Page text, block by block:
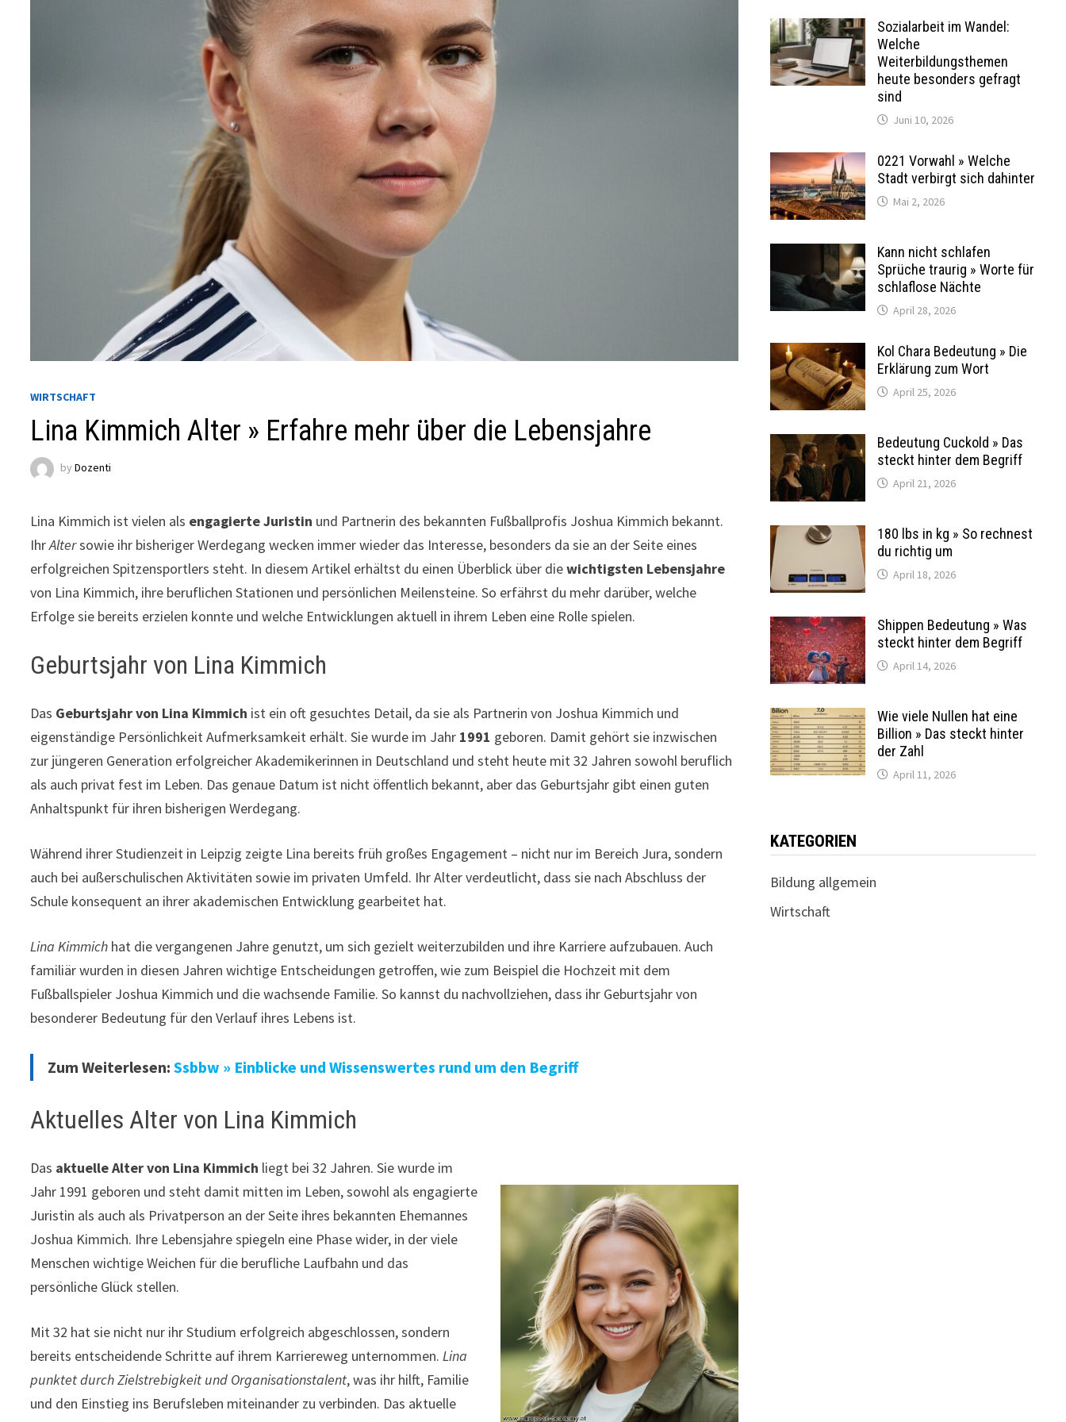
WIRTSCHAFT
Lina Kimmich Alter » Erfahre mehr über die Lebensjahre
byDozenti
Lina Kimmich ist vielen als engagierte Juristin und Partnerin des bekannten Fußballprofis Joshua Kimmich bekannt.
IhrAltersowie ihr bisheriger Werdegang wecken immer wieder das Interesse, besonders da sie an der Seite eines
erfolgreichen Spitzensportlers steht. In diesem Artikel erhältst du einen Überblick über diewichtigsten Lebensjahre
von Lina Kimmich, ihre beruflichen Stationen und persönlichen Meilensteine. So erfährst du mehr darüber, welche
Erfolge sie bereits erzielen konnte und welche Entwicklungen aktuell in ihrem Leben eine Rolle spielen.
Geburtsjahr von Lina Kimmich
Das Geburtsjahr von Lina Kimmich ist ein oft gesuchtes Detail, da sie als Partnerin von Joshua Kimmich und
eigenständige Persönlichkeit Aufmerksamkeit erhält. Sie wurde im Jahr 1991 geboren. Damit gehört sie inzwischen
zur jüngeren Generation erfolgreicher Akademikerinnen in Deutschland und steht heute mit 32 Jahren sowohl beruflich
als auch privat fest im Leben. Das genaue Datum ist nicht öffentlich bekannt, aber das Geburtsjahr gibt einen guten
Anhaltspunkt für ihren bisherigen Werdegang.
Während ihrer Studienzeit in Leipzig zeigte Lina bereits früh großes Engagement – nicht nur im Bereich Jura, sondern
auch bei außerschulischen Aktivitäten sowie im privaten Umfeld. Ihr Alter verdeutlicht, dass sie nach Abschluss der
Schule konsequent an ihrer akademischen Entwicklung gearbeitet hat.
Lina Kimmich hat die vergangenen Jahre genutzt, um sich gezielt weiterzubilden und ihre Karriere aufzubauen. Auch
familiär wurden in diesen Jahren wichtige Entscheidungen getroffen, wie zum Beispiel die Hochzeit mit dem
Fußballspieler Joshua Kimmich und die wachsende Familie. So kannst du nachvollziehen, dass ihr Geburtsjahr von
besonderer Bedeutung für den Verlauf ihres Lebens ist.
Zum Weiterlesen:Ssbbw » Einblicke und Wissenswertes rund um den Begriff
Aktuelles Alter von Lina Kimmich
Das aktuelle Alter von Lina Kimmich liegt bei 32 Jahren. Sie wurde im
Jahr 1991 geboren und steht damit mitten im Leben, sowohl als engagierte
Juristin als auch als Privatperson an der Seite ihres bekannten Ehemannes
Joshua Kimmich. Ihre Lebensjahre spiegeln eine Phase wider, in der viele
Menschen wichtige Weichen für die berufliche Laufbahn und das
persönliche Glück stellen.
Mit 32 hat sie nicht nur ihr Studium erfolgreich abgeschlossen, sondern
bereits entscheidende Schritte auf ihrem Karriereweg unternommen. Lina
punktet durch Zielstrebigkeit und Organisationstalent, was ihr hilft, Familie
und den Einstieg ins Berufsleben miteinander zu verbinden. Das aktuelle
Sozialarbeit im Wandel:
Welche
Weiterbildungsthemen
heute besonders gefragt
sind
Juni 10, 2026
0221 Vorwahl » Welche
Stadt verbirgt sich dahinter
Mai 2, 2026
Kann nicht schlafen
Sprüche traurig » Worte für
schlaflose Nächte
April 28, 2026
Kol Chara Bedeutung » Die
Erklärung zum Wort
April 25, 2026
Bedeutung Cuckold » Das
steckt hinter dem Begriff
April 21, 2026
180 lbs in kg » So rechnest
du richtig um
April 18, 2026
Shippen Bedeutung » Was
steckt hinter dem Begriff
April 14, 2026
Wie viele Nullen hat eine
Billion » Das steckt hinter
der Zahl
April 11, 2026
KATEGORIEN
Bildung allgemein
Wirtschaft